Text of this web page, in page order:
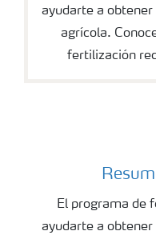
ayudarte a obtener
agrícola.
fertilización
Programas de fertilización
El programa de
ayudarte a obtener